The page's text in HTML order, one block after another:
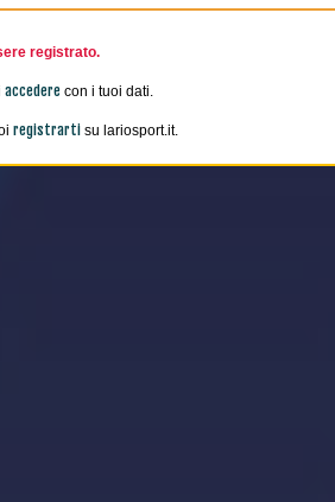
registrato.
accedere con i tuoi dati.
registrarti su lariosport.it.